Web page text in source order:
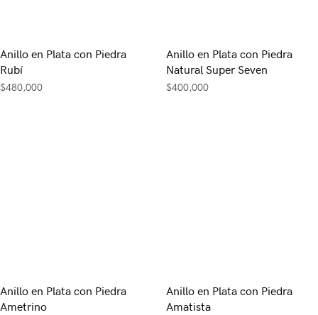
Anillo en Plata con Piedra
Rubí
$480,000
Anillo en Plata con Piedra
Natural Super Seven
$400,000
Anillo en Plata con Piedra
Ametrino
Anillo en Plata con Piedra
Amatista